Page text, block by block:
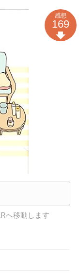
へ移動します
感想
169